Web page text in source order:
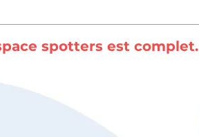
spotters est complet.